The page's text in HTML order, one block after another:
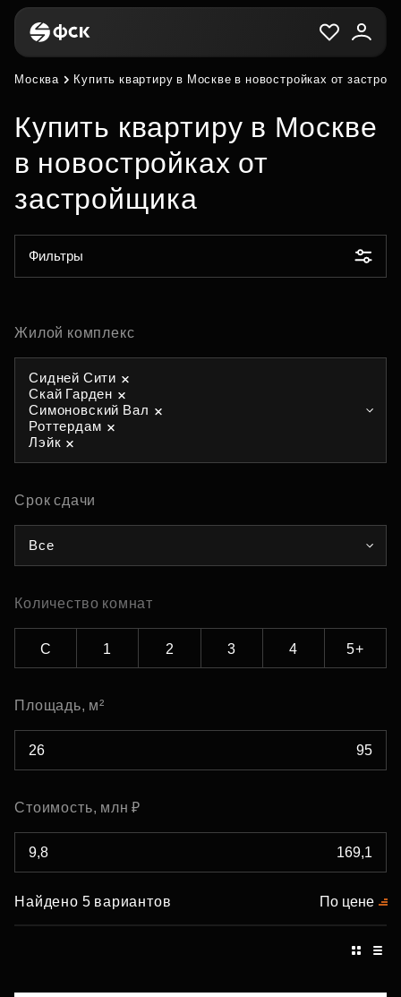
Москва Купить квартиру в Москве в новостройках от
Купить квартиру в Москве
в новостройках от
застройщика
Фильтры
Жилой комплекс
Сидней Сити
Скай Гарден
Симоновский Вал
Роттердам
Лэйк
Срок сдачи
Все
Количество комнат
С 1 2 3 4 5+
Площадь, м²
Стоимость, млн ₽
Найдено 5 вариантов По цене